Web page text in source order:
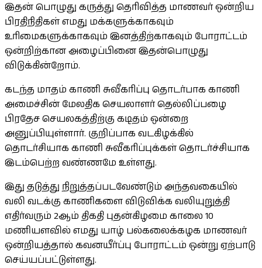
இதன் பொழுது கருத்து தெரிவித்த மாணவர் ஒன்றிய
பிரதிநிதிகள் எமது மக்களுக்காகவும்
உரிமைகளுக்காகவும் இனத்திற்காகவும் போராட்டம்
ஒன்றிற்கான அழைப்பினை இதன்பொழுது
விடுக்கின்றோம்.
கடந்த மாதம் காணி சுவீகரிப்பு தொடர்பாக காணி
அமைச்சின் மேலதிக செயலாளர் தெல்லிப்பழை
பிரதேச செயலகத்திற்கு கடிதம் ஒன்றை
அனுப்பியுள்ளார். குறிப்பாக வடகிழக்கில்
தொடர்சியாக காணி சுவீகரிப்புக்கள் தொடர்ச்சியாக
இடம்பெற்ற வண்ணமே உள்ளது.
இது தடுத்து நிறுத்தப்படவேண்டும் அந்தவகையில்
வலி வடக்கு காணிகளை விடுவிக்க வலியுறுத்தி
எதிர்வரும் 2ஆம் திகதி புதன்கிழமை காலை 10
மணியளவில் எமது யாழ் பல்கலைக்கழக மாணவர்
ஒன்றியத்தால் கவனயீர்ப்பு போராட்டம் ஒன்று ஏற்பாடு
செய்யப்பட்டுள்ளது.